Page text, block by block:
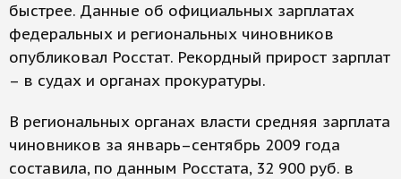
быстрее. Данные об официальных зарплатах
федеральных и региональных чиновников
опубликовал Росстат. Рекордный прирост зарплат
– в судах и органах прокуратуры.
В региональных органах власти средняя зарплата
чиновников за январь–сентябрь 2009 года
составила, по данным Росстата, 32 900 руб. в